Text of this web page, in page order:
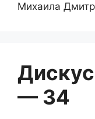
Михаила
— 34